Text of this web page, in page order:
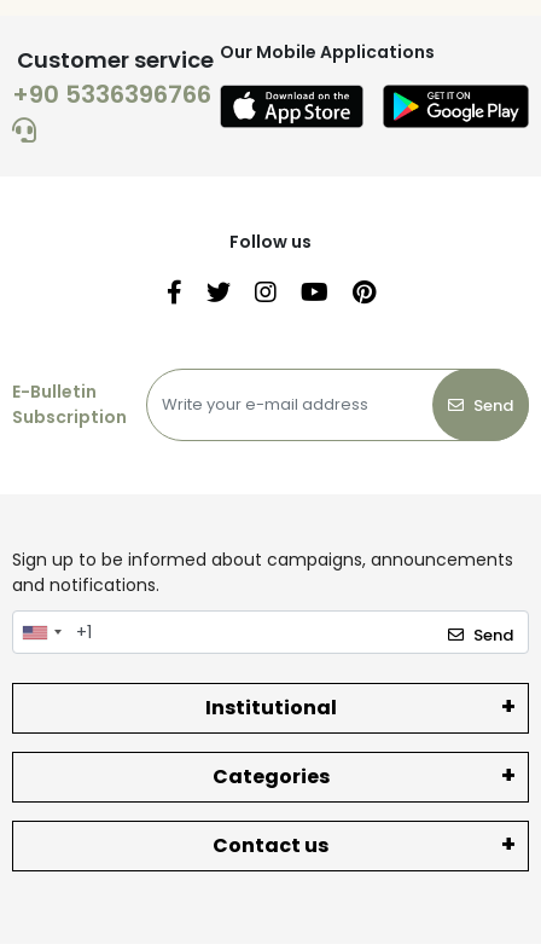
Customer service
+90 5336396766
Our Mobile Applications
Follow us
E-Bulletin
Subscription
Send
Sign up to be informed about campaigns, announcements
and notifications.
Send
Institutional
Categories
Contact us